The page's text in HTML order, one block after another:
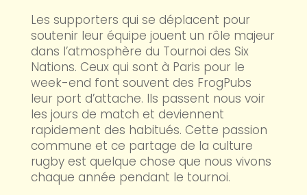
Les supporters qui se déplacent pour
soutenir leur équipe jouent un rôle majeur
dans l’atmosphère du Tournoi des Six
Nations. Ceux qui sont à Paris pour le
week-end font souvent des FrogPubs
leur port d’attache. Ils passent nous voir
les jours de match et deviennent
rapidement des habitués. Cette passion
commune et ce partage de la culture
rugby est quelque chose que nous vivons
chaque année pendant le tournoi.